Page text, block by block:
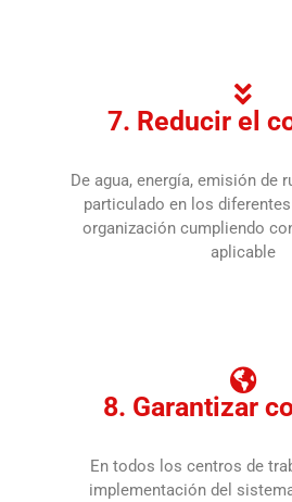
7. Reducir el
De agua, energía, emisión de
particulado en los
organización cumpliendo
aplicable
8. Garantizar
En todos los centros de
implementación del